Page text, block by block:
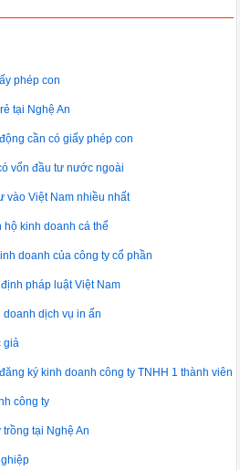
phép con
tại Nghệ An
cần có giấy phép con
vốn đầu tư nước ngoài
vào Việt Nam nhiều nhất
kinh doanh cá thể
doanh của công ty cổ phần
pháp luật Việt Nam
dịch vụ in ấn
giả
ký kinh doanh công ty TNHH 1 thành viên
công ty
tại Nghệ An